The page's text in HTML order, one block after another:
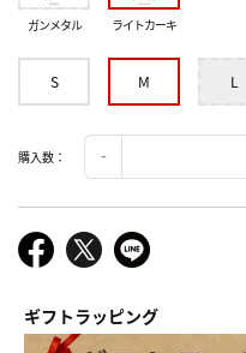
ガンメタル ライトカーキ
S M L
購入数：
ギフトラッピング